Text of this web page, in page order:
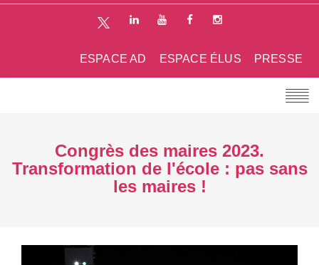
PRESSE
ESPACE ÉLUS
ESPACE AD
Congrès des maires 2023.
Transformation de l'école : pas sans
les maires !